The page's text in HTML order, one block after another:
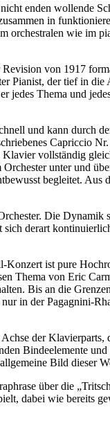
enden wollende
in
wie im
von 1917
Pianist, der tief in
jedes Thema und
und kann durch
Capriccio
vollständig
unter und
begleitet. Aus
Die
derart
ist pure
Thema von Eric
Bis an die
in der Pagagnini-
der
Bindeelemente
Bild dieser
über die
dabei wie bereits